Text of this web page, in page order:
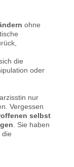
ohne
die
oder
nur
Vergessen
selbst
. Sie haben
die